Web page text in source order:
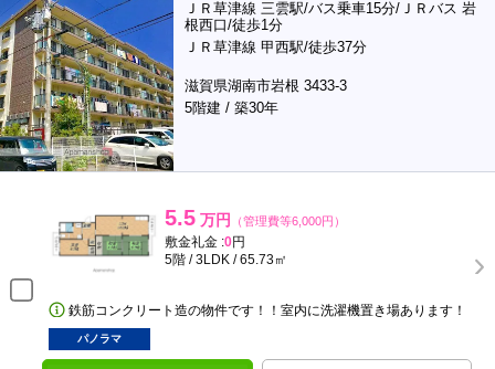
ＪＲ草津線 三雲駅/バス乗車15分/ＪＲバス 岩
根西口/徒歩1分
ＪＲ草津線 甲西駅/徒歩37分
滋賀県湖南市岩根 3433-3
5階建 / 築30年
5.5 万円 （管理費等6,000円）
敷金礼金 :0円
5階 / 3LDK / 65.73㎡
鉄筋コンクリート造の物件です！！室内に洗濯機置き場あります！
パノラマ